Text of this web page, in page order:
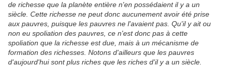
de richesse que la planète entière n'en possédaient il y a un
siècle. Cette richesse ne peut donc aucunement avoir été prise
aux pauvres, puisque les pauvres ne l'avaient pas. Qu'il y ait ou
non eu spoliation des pauvres, ce n'est donc pas à cette
spoliation que la richesse est due, mais à un mécanisme de
formation des richesses. Notons d'ailleurs que les pauvres
d'aujourd'hui sont plus riches que les riches d'il y a un siècle.